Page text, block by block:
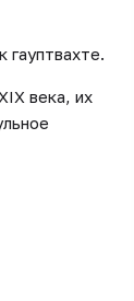
гауптвахте.
века, их